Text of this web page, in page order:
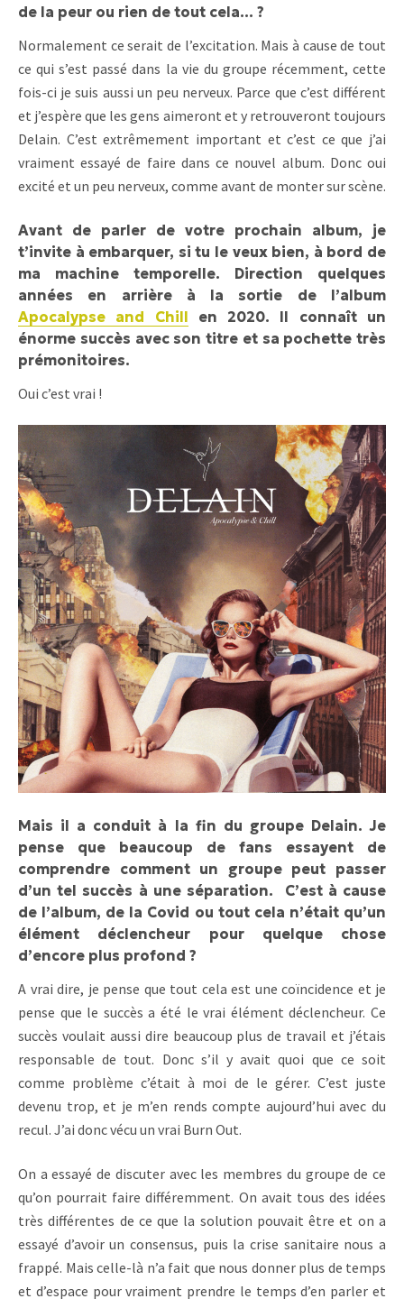
de la peur ou rien de tout cela… ?
Normalement ce serait de l’excitation. Mais à cause de tout
ce qui s’est passé dans la vie du groupe récemment, cette
fois-ci je suis aussi un peu nerveux. Parce que c’est différent
et j’espère que les gens aimeront et y retrouveront toujours
Delain. C’est extrêmement important et c’est ce que j’ai
vraiment essayé de faire dans ce nouvel album. Donc oui
excité et un peu nerveux, comme avant de monter sur scène.
Avant de parler de votre prochain album, je
t’invite à embarquer, si tu le veux bien, à bord de
ma machine temporelle. Direction quelques
années en arrière à la sortie de l’album
Apocalypse and Chill en 2020. Il connaît un
énorme succès avec son titre et sa pochette très
prémonitoires.
Oui c’est vrai !
Mais il a conduit à la fin du groupe Delain. Je
pense que beaucoup de fans essayent de
comprendre comment un groupe peut passer
d’un tel succès à une séparation. C’està cause
de l’album, de la Covid ou tout cela n’était qu’un
élément déclencheur pour quelque chose
d’encore plus profond ?
A vrai dire, je pense que tout cela est une coïncidence et je
pense que le succès a été le vrai élément déclencheur. Ce
succès voulait aussi dire beaucoup plus de travail et j’étais
responsable de tout. Donc s’il y avait quoi que ce soit
comme problème c’était à moi de le gérer. C’est juste
devenu trop, et je m’en rends compte aujourd’hui avec du
recul. J’ai donc vécu un vrai Burn Out.
On a essayé de discuter avec les membres du groupe de ce
qu’on pourrait faire différemment. On avait tous des idées
très différentes de ce que la solution pouvait être et on a
essayé d’avoir un consensus, puis la crise sanitaire nous a
frappé. Mais celle-là n’a fait que nous donner plus de temps
et d’espace pour vraiment prendre le temps d’en parler et